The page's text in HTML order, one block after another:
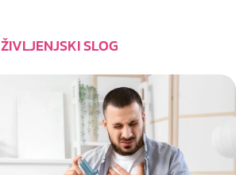
ŽIVLJENJSKI SLOG